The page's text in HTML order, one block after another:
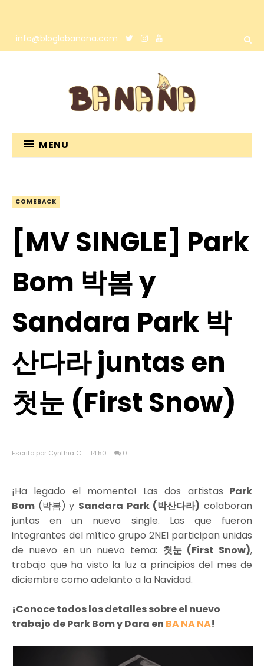
info@bloglabanana.com
MENU
COMEBACK
[MV SINGLE] Park
Bom 박봄 y
Sandara Park 박
산다라 juntas en
첫눈 (First Snow)
Escrito por Cynthia C. 14:50 0
¡Ha legado el momento! Las dos artistas Park
Bom (박봄) y Sandara Park (박산다라) colaboran
juntas en un nuevo single. Las que fueron
integrantes del mítico grupo 2NE1 participan unidas
de nuevo en un nuevo tema: 첫눈 (First Snow),
trabajo que ha visto la luz a principios del mes de
diciembre como adelanto a la Navidad.
¡Conoce todos los detalles sobre el nuevo
trabajo de Park Bom y Dara en BA NA NA!